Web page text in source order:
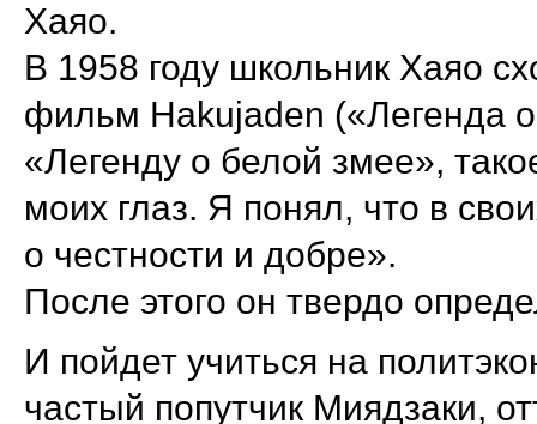
Хаяо.
В 1958 году школьник Хаяо
фильм Hakujaden («Легенда
«Легенду о белой змее»,
моих глаз. Я понял, что в
о честности и добре».
После этого он твердо
И пойдет учиться на
частый попутчик Миядзаки,